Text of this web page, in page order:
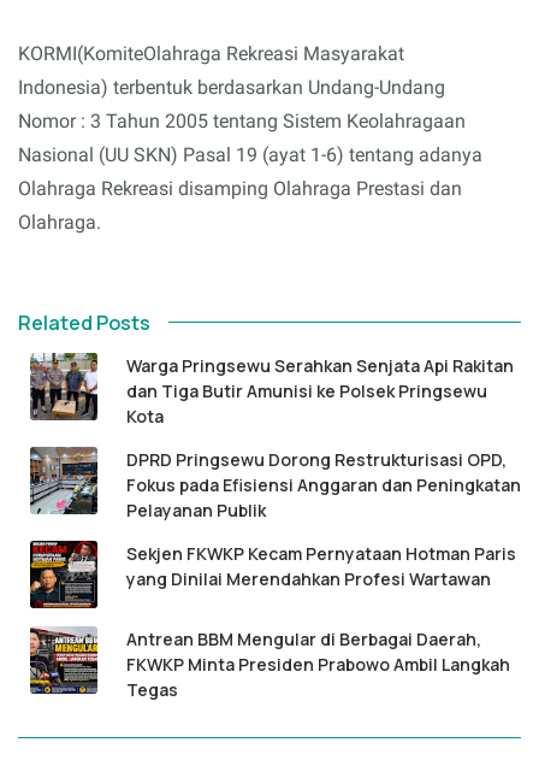
KORMI(KomiteOlahraga Rekreasi Masyarakat
Indonesia) terbentuk berdasarkan Undang-Undang
Nomor : 3 Tahun 2005 tentang Sistem Keolahragaan
Nasional (UU SKN) Pasal 19 (ayat 1-6) tentang adanya
Olahraga Rekreasi disamping Olahraga Prestasi dan
Olahraga.
Related Posts
Warga Pringsewu Serahkan Senjata Api Rakitan
dan Tiga Butir Amunisi ke Polsek Pringsewu
Kota
DPRD Pringsewu Dorong Restrukturisasi OPD,
Fokus pada Efisiensi Anggaran dan Peningkatan
Pelayanan Publik
Sekjen FKWKP Kecam Pernyataan Hotman Paris
yang Dinilai Merendahkan Profesi Wartawan
Antrean BBM Mengular di Berbagai Daerah,
FKWKP Minta Presiden Prabowo Ambil Langkah
Tegas